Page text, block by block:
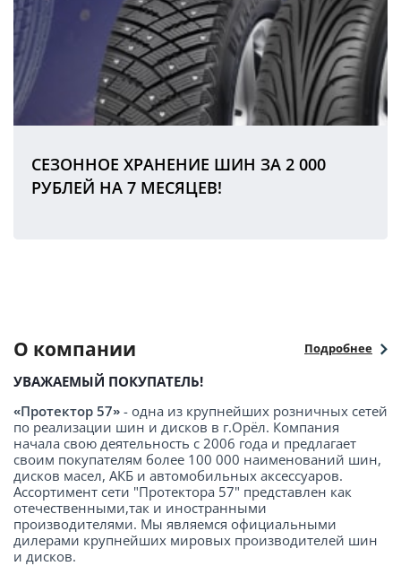
СЕЗОННОЕ ХРАНЕНИЕ ШИН ЗА 2 000
РУБЛЕЙ НА 7 МЕСЯЦЕВ!
О компании Подробнее
УВАЖАЕМЫЙ ПОКУПАТЕЛЬ!
«Протектор 57» - одна из крупнейших розничных сетей
по реализации шин и дисков в г.Орёл. Компания
начала свою деятельность с 2006 года и предлагает
своим покупателям более 100 000 наименований шин,
дисков масел, АКБ и автомобильных аксессуаров.
Ассортимент сети "Протектора 57" представлен как
отечественными,так и иностранными
производителями. Мы являемся официальными
дилерами крупнейших мировых производителей шин
и дисков.